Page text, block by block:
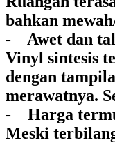
bahkan
- Awet dan
Vinyl sintesis
dengan
merawatnya.
- Harga
Meski